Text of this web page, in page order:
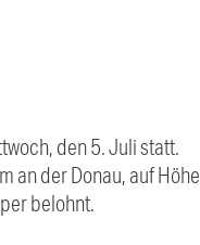
den 5. Juli statt.
an der Donau, auf Höhe
belohnt.